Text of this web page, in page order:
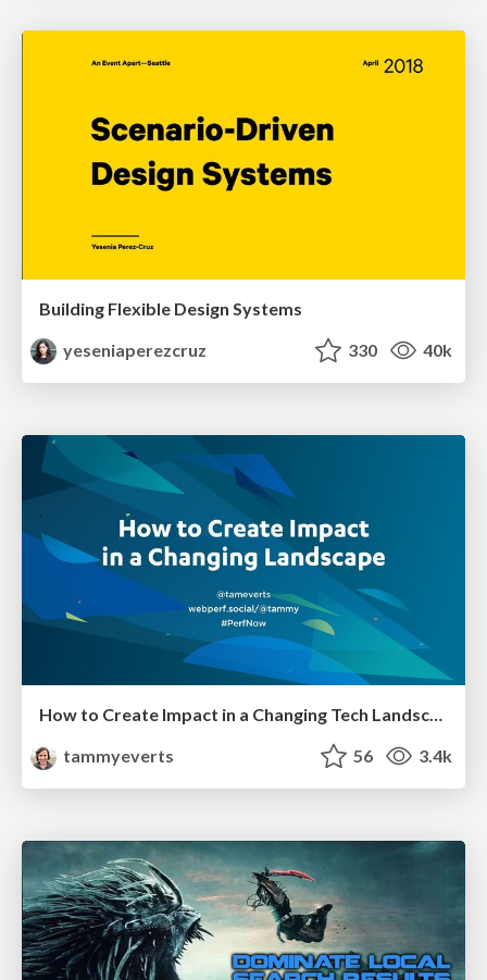
Building Flexible Design Systems
yeseniaperezcruz
330 40k
tammyeverts
56 3.4k